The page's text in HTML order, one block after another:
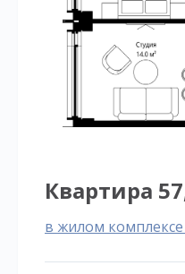
Квартира
в жилом